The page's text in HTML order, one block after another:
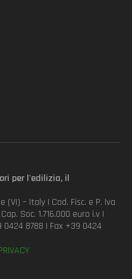
per l'edilizia, il
(VI) – Italy | Cod. Fisc. e P. Iva
Soc. 1.716.000 euro i.v |
0424 8788 | Fax +39 0424